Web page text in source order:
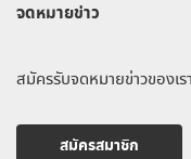
จดหมายข่าว
สมัครรับจดหมายข่าวของเ
สมัครสมาชิก